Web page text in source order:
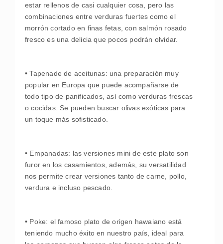
estar rellenos de casi cualquier cosa, pero las
combinaciones entre verduras fuertes como el
morrón cortado en finas fetas, con salmón rosado
fresco es una delicia que pocos podrán olvidar.
• Tapenade de aceitunas: una preparación muy
popular en Europa que puede acompañarse de
todo tipo de panificados, así como verduras frescas
o cocidas. Se pueden buscar olivas exóticas para
un toque más sofisticado.
• Empanadas: las versiones mini de este plato son
furor en los casamientos, además, su versatilidad
nos permite crear versiones tanto de carne, pollo,
verdura e incluso pescado.
• Poke: el famoso plato de origen hawaiano está
teniendo mucho éxito en nuestro país, ideal para